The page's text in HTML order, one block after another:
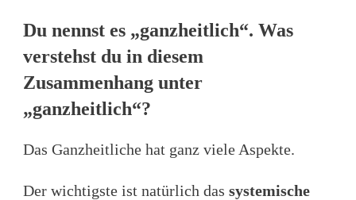
Du nennst es „ganzheitlich“. Was
verstehst du in diesem
Zusammenhang unter
„ganzheitlich“?
Das Ganzheitliche hat ganz viele Aspekte.
Der wichtigste ist natürlich das systemische